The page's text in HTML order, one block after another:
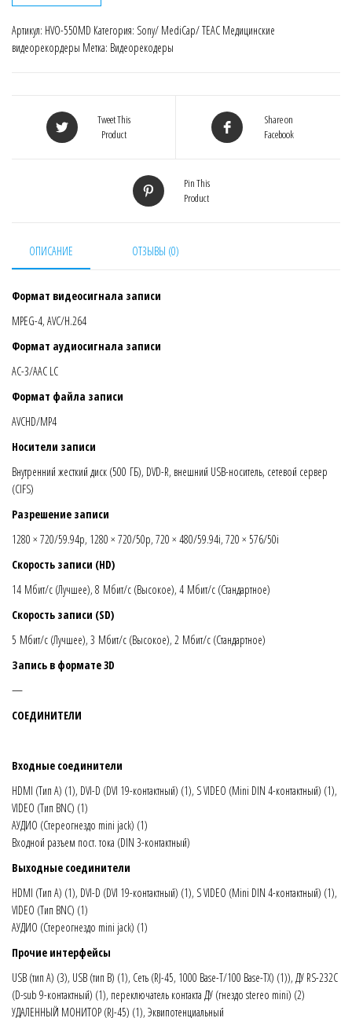
Артикул: HVO-550MD Категория: Sony/ MediCap/ TEAC Медицинские
видеорекордеры Метка: Видеорекодеры
Tweet This
Product
Share on
Facebook
Pin This
Product
ОПИСАНИЕ ОТЗЫВЫ (0)
Формат видеосигнала записи
MPEG-4, AVC/H.264
Формат аудиосигнала записи
AC-3/AAC LC
Формат файла записи
AVCHD/MP4
Носители записи
Внутренний жесткий диск (500 ГБ), DVD-R, внешний USB-носитель, сетевой сервер
(CIFS)
Разрешение записи
1280 × 720/59.94p, 1280 × 720/50p, 720 × 480/59.94i, 720 × 576/50i
Скорость записи (HD)
14 Мбит/с (Лучшее), 8 Мбит/с (Высокое), 4 Мбит/с (Стандартное)
Скорость записи (SD)
5 Мбит/с (Лучшее), 3 Мбит/с (Высокое), 2 Мбит/с (Стандартное)
Запись в формате 3D
—
СОЕДИНИТЕЛИ
Входные соединители
HDMI (Тип A) (1), DVI-D (DVI 19-контактный) (1), S VIDEO (Mini DIN 4-контактный) (1),
VIDEO (Тип BNC) (1)
АУДИО (Стереогнездо mini jack) (1)
Входной разъем пост. тока (DIN 3-контактный)
Выходные соединители
HDMI (Тип A) (1), DVI-D (DVI 19-контактный) (1), S VIDEO (Mini DIN 4-контактный) (1),
VIDEO (Тип BNC) (1)
АУДИО (Стереогнездо mini jack) (1)
Прочие интерфейсы
USB (тип A) (3), USB (тип B) (1), Сеть (RJ-45, 1000 Base-T/100 Base-TX) (1)), ДУ RS-232C
(D-sub 9-контактный) (1), переключатель контакта ДУ (гнездо stereo mini) (2)
УДАЛЕННЫЙ МОНИТОР (RJ-45) (1), Эквипотенциальный